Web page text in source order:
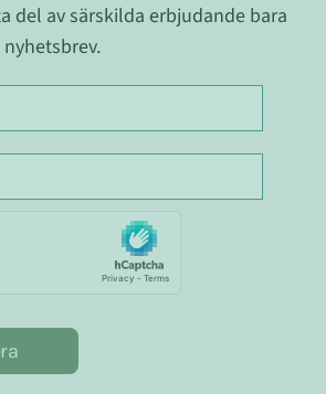
del av särskilda erbjudande bara